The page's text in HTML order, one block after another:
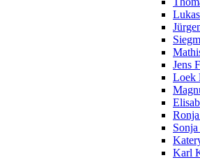
Jens
Loek
Karl